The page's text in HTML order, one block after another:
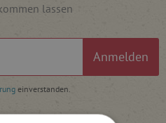
lassen
Anmelden
einverstanden.